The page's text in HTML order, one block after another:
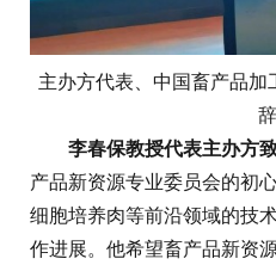
主办方代表、中国畜产品
辞
李春保教授代表主办方致
产品新资源专业委员会的初
细胞培养肉等前沿领域的技
作进展。他希望畜产品新资